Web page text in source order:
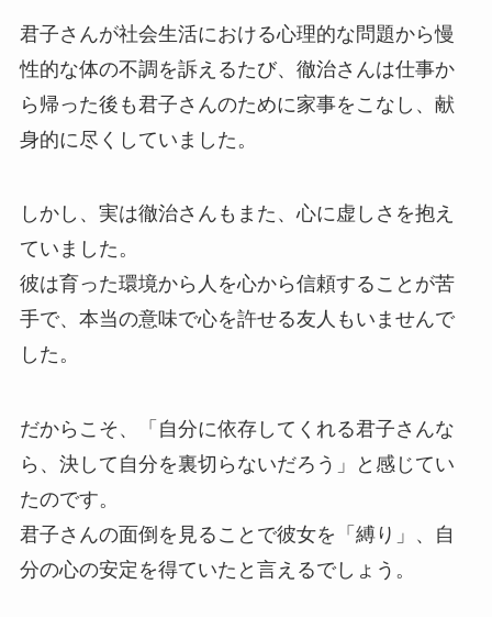
君子さんが社会生活における心理的な問題から慢
性的な体の不調を訴えるたび、徹治さんは仕事か
ら帰った後も君子さんのために家事をこなし、献
身的に尽くしていました。
しかし、実は徹治さんもまた、心に虚しさを抱え
ていました。
彼は育った環境から人を心から信頼することが苦
手で、本当の意味で心を許せる友人もいませんで
した。
だからこそ、「自分に依存してくれる君子さんな
ら、決して自分を裏切らないだろう」と感じてい
たのです。
君子さんの面倒を見ることで彼女を「縛り」、自
分の心の安定を得ていたと言えるでしょう。